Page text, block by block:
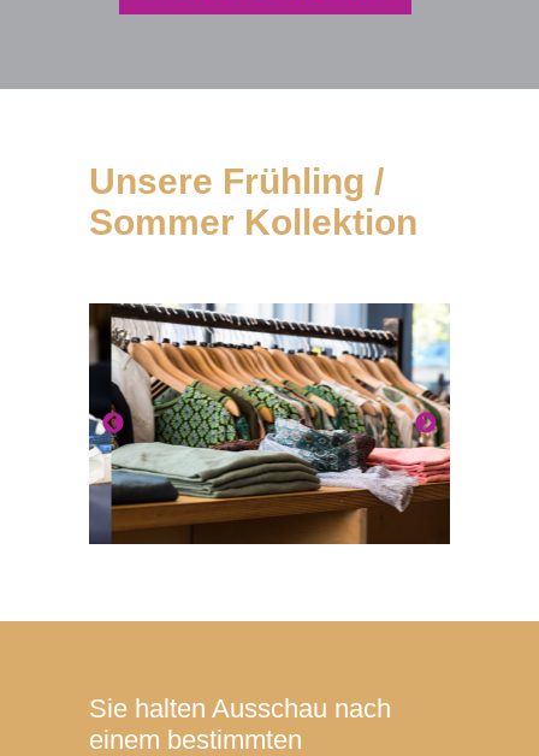
Unsere Frühling /
Sommer Kollektion
Sie halten Ausschau nach
einem bestimmten